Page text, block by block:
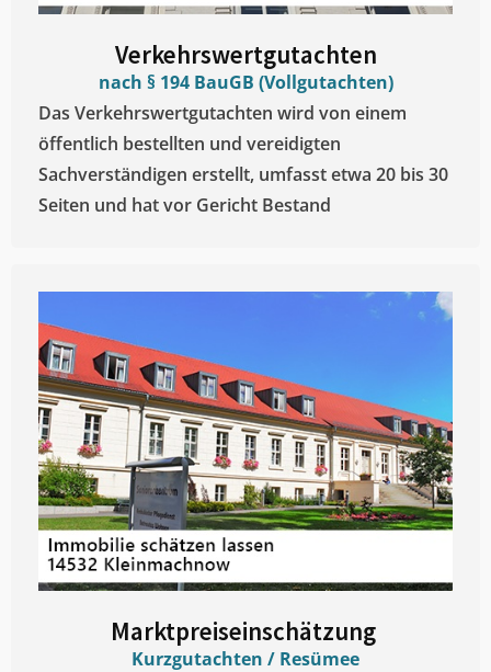
Verkehrswertgutachten
nach § 194 BauGB (Vollgutachten)
Das Verkehrswertgutachten wird von einem
öffentlich bestellten und vereidigten
Sachverständigen erstellt, umfasst etwa 20 bis 30
Seiten und hat vor Gericht Bestand
Marktpreiseinschätzung ​
Kurzgutachten / Resümee